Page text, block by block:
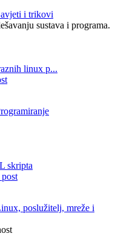
i trikovi
sustava i programa.
linux p...
skripta
poslužitelj, mreže i